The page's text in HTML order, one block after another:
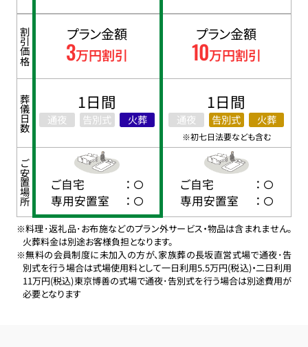
割引価格
葬儀日数
ご安置場所
プラン金額
3万円割引
1日間
通夜 告別式 火葬
ご自宅
：
専用安置室
：
プラン金額
10万円割引
1日間
通夜 告別式 火葬
※初七日法要なども含む
ご自宅
：
専用安置室
：
※料理･返礼品･お布施などのプラン外サービス・物品は含まれません。
火葬料金は別途お客様負担となります。
※無料の会員制度に未加入の方が、家族葬の長坂直営式場で通夜･告
別式を行う場合は式場使用料として一日利用5.5万円(税込)・二日利用
11万円(税込)東京博善の式場で通夜･告別式を行う場合は別途費用が
必要となります